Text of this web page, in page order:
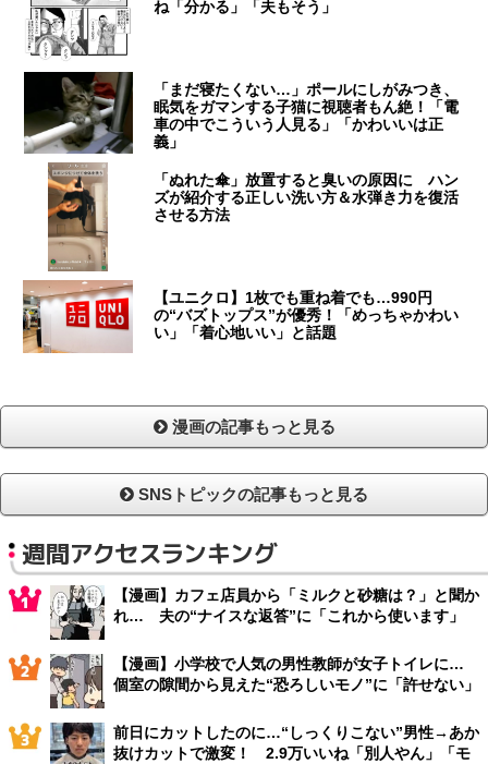
ね「分かる」「夫もそう」
「まだ寝たくない…」ポールにしがみつき、
眠気をガマンする子猫に視聴者もん絶！「電
車の中でこういう人見る」「かわいいは正
義」
「ぬれた傘」放置すると臭いの原因に ハン
ズが紹介する正しい洗い方＆水弾き力を復活
させる方法
【ユニクロ】1枚でも重ね着でも…990円
の“バズトップス”が優秀！「めっちゃかわい
い」「着心地いい」と話題
漫画の記事もっと見る
SNSトピックの記事もっと見る
週間アクセスランキング
【漫画】カフェ店員から「ミルクと砂糖は？」と聞か
れ… 夫の“ナイスな返答”に「これから使います」
【漫画】小学校で人気の男性教師が女子トイレに…
個室の隙間から見えた“恐ろしいモノ”に「許せない」
前日にカットしたのに…“しっくりこない”男性→あか
抜けカットで激変！ 2.9万いいね「別人やん」「モ